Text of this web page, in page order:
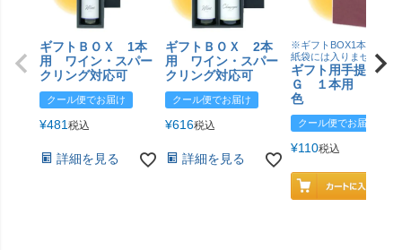
ギフトＢＯＸ 1本
用 ワイン・スパー
クリング対応可
クール便でお届け
¥481税込
詳細を見る
ギフトＢＯＸ 2本
用 ワイン・スパー
クリング対応可
クール便でお届け
¥616税込
詳細を見る
※ギフトBOX1本用はこ
紙袋には入りません
ギフト用手提げＢ
Ｇ １本用 エン
色
クール便でお届け
¥110税込